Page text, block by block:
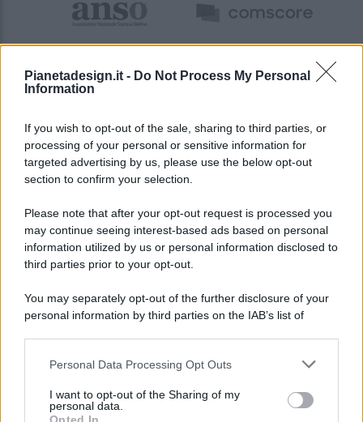
Pianetadesign.it - Do Not Process My Personal
Information
If you wish to opt-out of the sale, sharing to third parties, or
processing of your personal or sensitive information for
targeted advertising by us, please use the below opt-out
section to confirm your selection.
Please note that after your opt-out request is processed you
may continue seeing interest-based ads based on personal
information utilized by us or personal information disclosed to
third parties prior to your opt-out.
You may separately opt-out of the further disclosure of your
personal information by third parties on the IAB’s list of
This information may also be disclosed by us to third parties
disclose it to other third parties.
Personal Data Processing Opt Outs
I want to opt-out of the Sharing of my
personal data.
© 2026 - Pianeta Design - P.IVA 04827280654 - Testata
Registrata Al Tribunale Di Nocera Inferiore N. 8/2020 - RG N.
ISCRIZIONE AL ROC N. 35792 – ISCRITTA ALL’ANSO
(ASSOCIAZIONE NAZIONALE STAMPA ONLINE)
PREFERENZE PRIVACY